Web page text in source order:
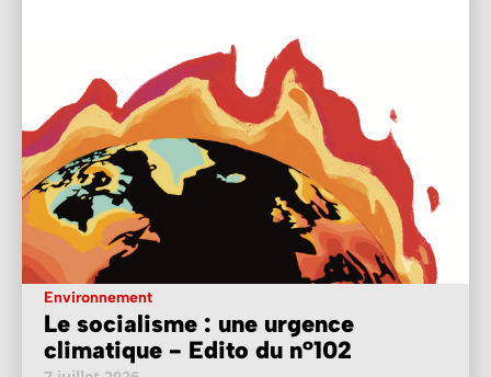
Environnement
Le socialisme : une urgence
climatique - Edito du n°102